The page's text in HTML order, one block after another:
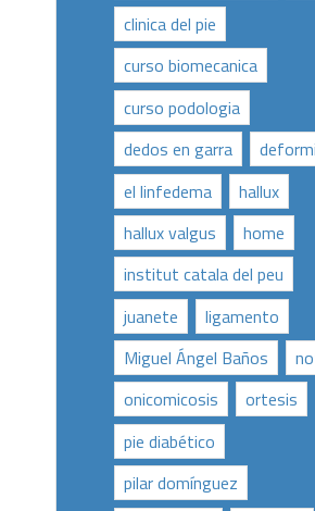
clinica del pie
curso biomecanica
curso podologia
dedos en garra
el linfedema
hallux
hallux valgus
home
institut catala del peu
juanete
ligamento
Miguel Ángel Baños
onicomicosis
ortesis
pie diabético
pilar domínguez